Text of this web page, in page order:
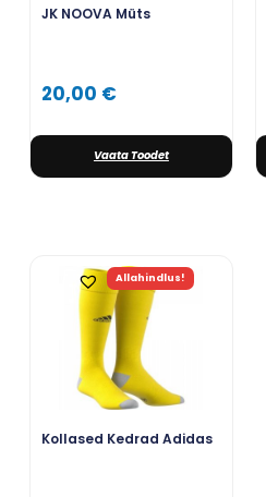
JK NOOVA Müts
20,00 €
Vaata Toodet
Kollased Kedrad Adidas
Allahindlus!